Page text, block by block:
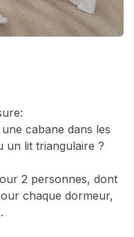
cabane dans les
un lit triangulaire ?
2 personnes, dont
chaque dormeur,